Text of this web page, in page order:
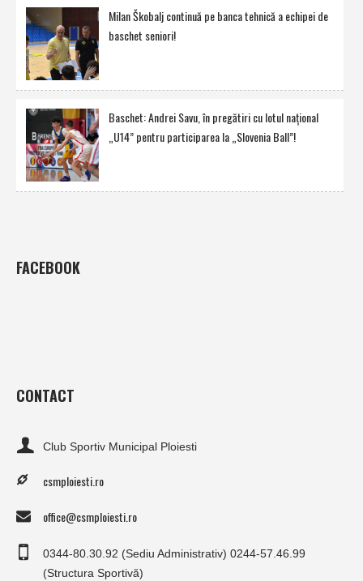
Milan Škobalj continuă pe banca tehnică a echipei de
baschet seniori!
Baschet: Andrei Savu, în pregătiri cu lotul naţional
„U14” pentru participarea la „Slovenia Ball”!
FACEBOOK
CONTACT
Club Sportiv Municipal Ploiesti
csmploiesti.ro
office@csmploiesti.ro
0344-80.30.92 (Sediu Administrativ) 0244-57.46.99
(Structura Sportivă)